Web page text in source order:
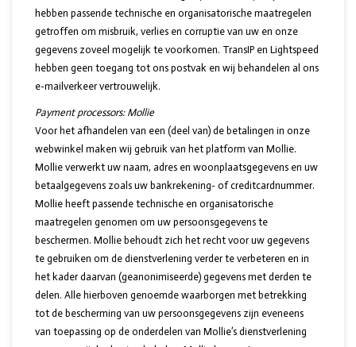
hebben passende technische en organisatorische maatregelen
getroffen om misbruik, verlies en corruptie van uw en onze
gegevens zoveel mogelijk te voorkomen. TransIP en Lightspeed
hebben geen toegang tot ons postvak en wij behandelen al ons
e-mailverkeer vertrouwelijk.
Payment processors: Mollie
Voor het afhandelen van een (deel van) de betalingen in onze
webwinkel maken wij gebruik van het platform van Mollie.
Mollie verwerkt uw naam, adres en woonplaatsgegevens en uw
betaalgegevens zoals uw bankrekening- of creditcardnummer.
Mollie heeft passende technische en organisatorische
maatregelen genomen om uw persoonsgegevens te
beschermen. Mollie behoudt zich het recht voor uw gegevens
te gebruiken om de dienstverlening verder te verbeteren en in
het kader daarvan (geanonimiseerde) gegevens met derden te
delen. Alle hierboven genoemde waarborgen met betrekking
tot de bescherming van uw persoonsgegevens zijn eveneens
van toepassing op de onderdelen van Mollie’s dienstverlening